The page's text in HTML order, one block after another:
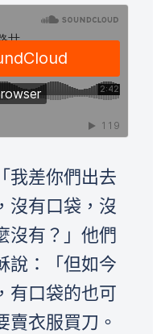
我差你們出去
沒有口袋，沒
沒有？」他們
說：「但如今
有口袋的也可
賣衣服買刀。